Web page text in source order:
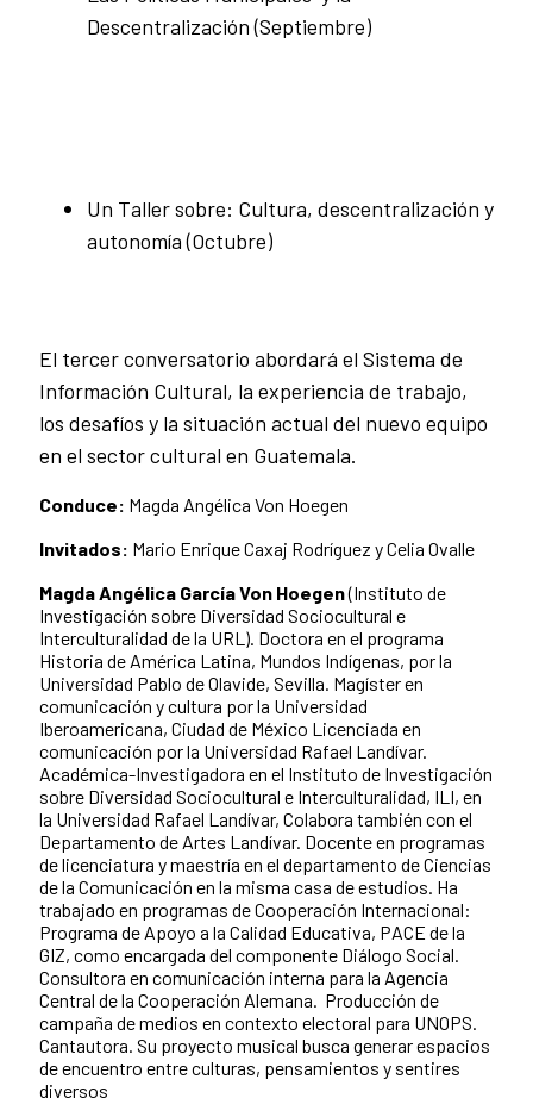
Descentralización (Septiembre)
Un Taller sobre: Cultura, descentralización y
autonomía (Octubre)
El tercer conversatorio abordará el Sistema de
Información Cultural, la experiencia de trabajo,
los desafíos y la situación actual del nuevo equipo
en el sector cultural en Guatemala.
Conduce: Magda Angélica Von Hoegen
Invitados: Mario Enrique Caxaj Rodríguez y Celia Ovalle
Magda Angélica García Von Hoegen(Instituto de
Investigación sobre Diversidad Sociocultural e
Interculturalidad de la URL). Doctora en el programa
Historia de América Latina, Mundos Indígenas, por la
Universidad Pablo de Olavide, Sevilla. Magíster en
comunicación y cultura por la Universidad
Iberoamericana, Ciudad de México Licenciada en
comunicación por la Universidad Rafael Landívar.
Académica-Investigadora en el Instituto de Investigación
sobre Diversidad Sociocultural e Interculturalidad, ILI, en
la Universidad Rafael Landívar, Colabora también con el
Departamento de Artes Landívar. Docente en programas
de licenciatura y maestría en el departamento de Ciencias
de la Comunicación en la misma casa de estudios. Ha
trabajado en programas de Cooperación Internacional:
Programa de Apoyo a la Calidad Educativa, PACE de la
GIZ, como encargada del componente Diálogo Social.
Consultora en comunicación interna para la Agencia
Central de la Cooperación Alemana. Producción de
campaña de medios en contexto electoral para UNOPS.
Cantautora. Su proyecto musical busca generar espacios
de encuentro entre culturas, pensamientos y sentires
diversos